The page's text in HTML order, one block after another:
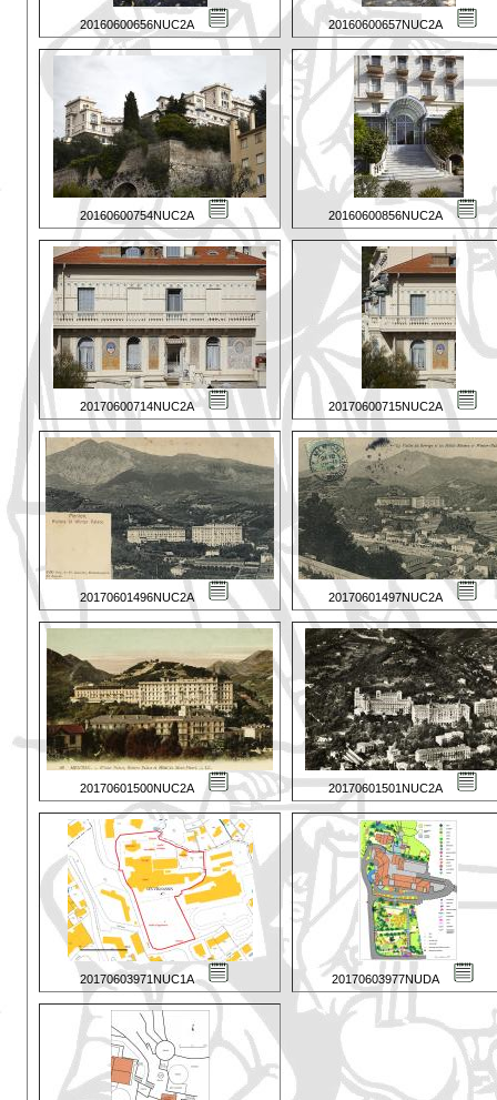
20160600656NUC2A 20160600657NUC2A
20160600754NUC2A 20160600856NUC2A
20170600714NUC2A 20170600715NUC2A
20170601496NUC2A 20170601497NUC2A
20170601500NUC2A 20170601501NUC2A
20170603971NUC1A 20170603977NUDA